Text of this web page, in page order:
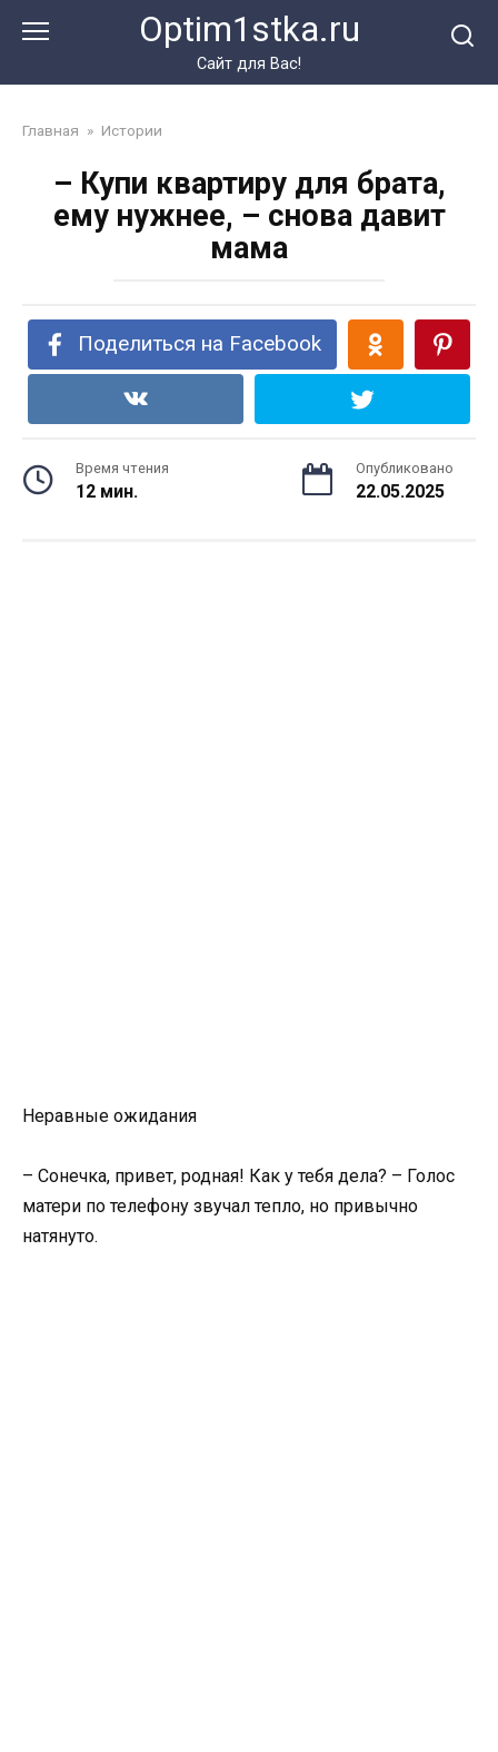
Optim1stka.ru
Сайт для Вас!
Главная » Истории
– Купи квартиру для брата,
ему нужнее, – снова давит
мама
Поделиться на Facebook
Время чтения
12 мин.
Опубликовано
22.05.2025
Неравные ожидания
– Сонечка, привет, родная! Как у тебя дела? – Голос
матери по телефону звучал тепло, но привычно
натянуто.